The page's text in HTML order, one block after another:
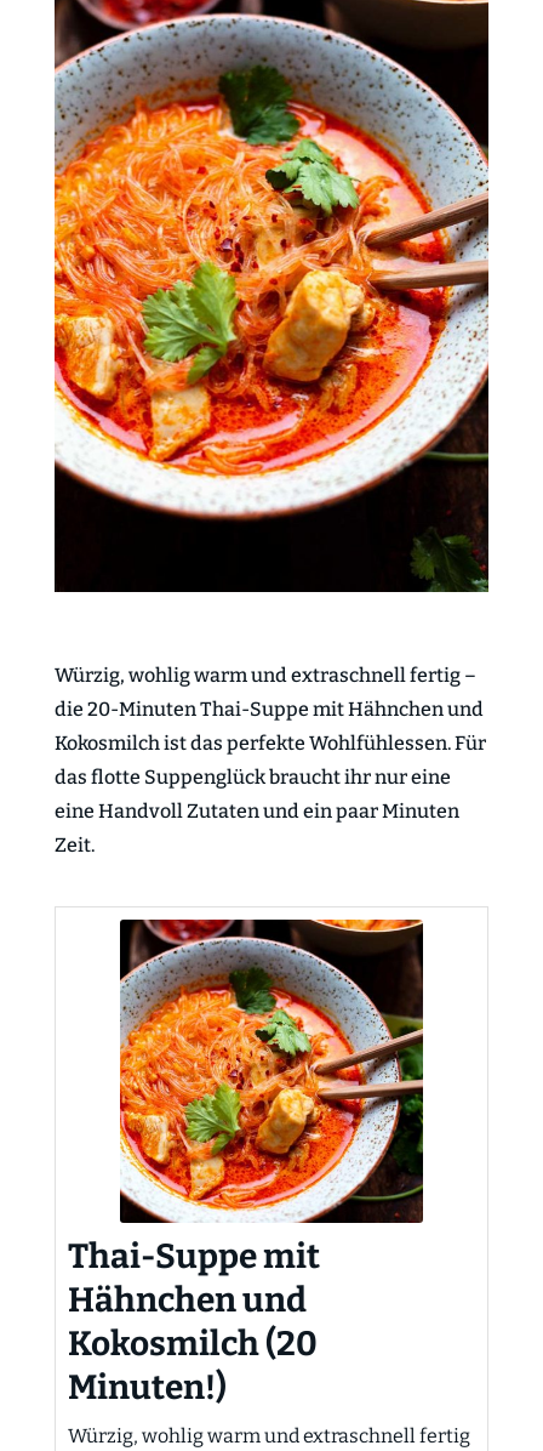
Würzig, wohlig warm und extraschnell fertig –
die 20-Minuten Thai-Suppe mit Hähnchen und
Kokosmilch ist das perfekte Wohlfühlessen. Für
das flotte Suppenglück braucht ihr nur eine
eine Handvoll Zutaten und ein paar Minuten
Zeit.
Thai-Suppe mit
Hähnchen und
Kokosmilch (20
Minuten!)
Würzig, wohlig warm und extraschnell fertig